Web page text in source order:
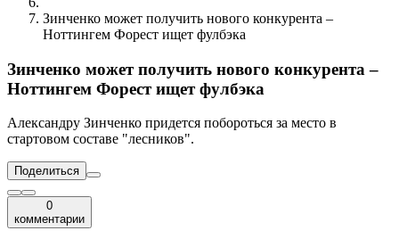
Зинченко может получить нового конкурента –
Ноттингем Форест ищет фулбэка
Зинченко может получить нового конкурента –
Ноттингем Форест ищет фулбэка
Александру Зинченко придется побороться за место в
стартовом составе "лесников".
Поделиться
0
комментарии